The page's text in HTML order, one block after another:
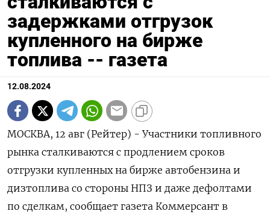
задержками отгрузок
купленного на бирже
топлива -- газета
12.08.2024
МОСКВА, 12 авг (Рейтер) - Участники топливного
рынка сталкиваются с продлением сроков
отгрузки купленных на бирже автобензина и
дизтоплива со стороны НПЗ и даже дефолтами
по сделкам, сообщает газета Коммерсант в